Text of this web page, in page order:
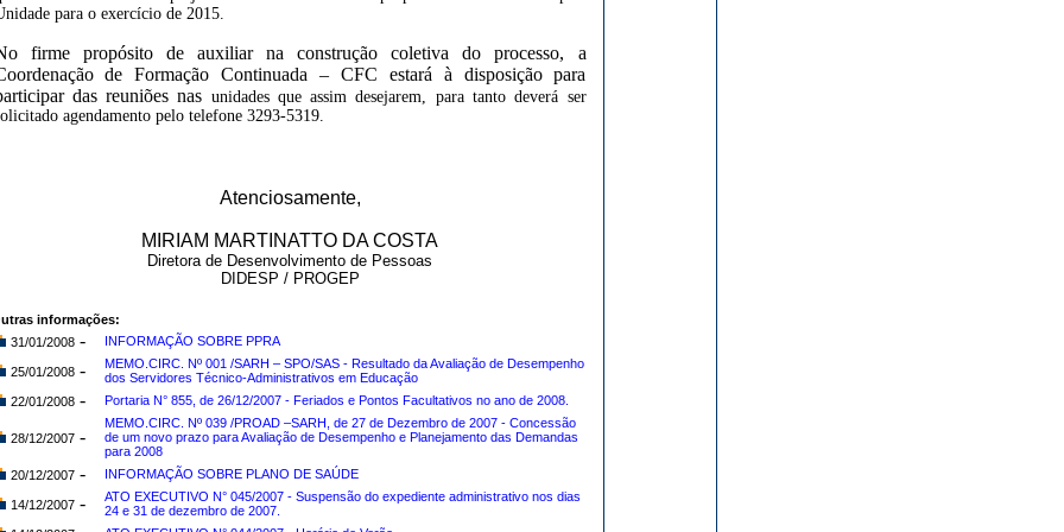
para o exercício de 2015.
firme propósito de auxiliar na construção coletiva do processo, a
de Formação Continuada – CFC estará à disposição para
das reuniões nas unidades que assim desejarem, para tanto deverá ser
agendamento pelo telefone 3293-5319.
Atenciosamente,
MIRIAM MARTINATTO DA COSTA
Diretora de Desenvolvimento de Pessoas
DIDESP / PROGEP
informações:
31/01/2008- INFORMAÇÃO SOBRE PPRA
25/01/2008-
MEMO.CIRC. Nº 001 /SARH – SPO/SAS - Resultado da Avaliação de Desempenho
dos Servidores Técnico-Administrativos em Educação
22/01/2008- Portaria N° 855, de 26/12/2007 - Feriados e Pontos Facultativos no ano de 2008.
28/12/2007-
MEMO.CIRC. Nº 039 /PROAD –SARH, de 27 de Dezembro de 2007 - Concessão
de um novo prazo para Avaliação de Desempenho e Planejamento das Demandas
para 2008
20/12/2007- INFORMAÇÃO SOBRE PLANO DE SAÚDE
14/12/2007-
ATO EXECUTIVO N° 045/2007 - Suspensão do expediente administrativo nos dias
24 e 31 de dezembro de 2007.